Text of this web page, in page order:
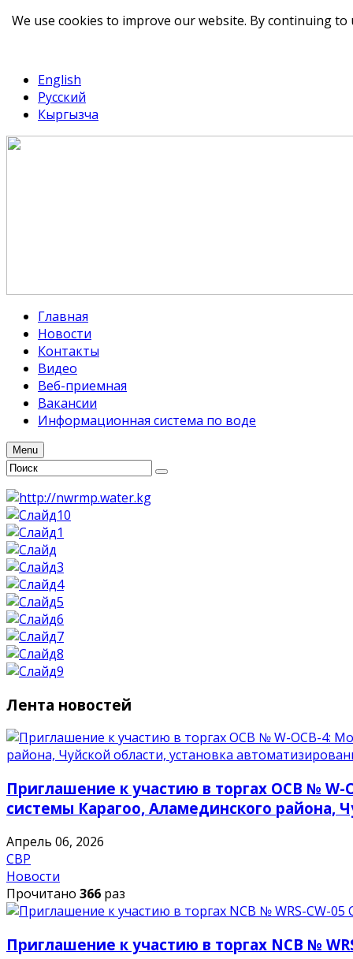
English
Русский
Кыргызча
Главная
Новости
Контакты
Видео
Веб-приемная
Вакансии
Информационная система по воде
Menu
Лента новостей
Приглашение к участию в торгах OCB №
системы Карагоо, Аламединского района,
Апрель 06, 2026
СВР
Новости
Прочитано 366 раз
Приглашение к участию в торгах NCB №
We use cookies to improve our website. By continuing